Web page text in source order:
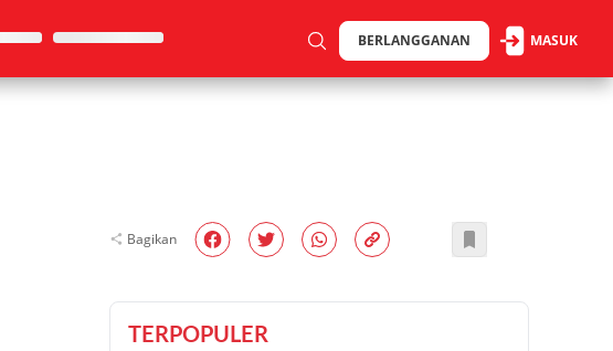
BERLANGGANAN MASUK
Bagikan
TERPOPULER